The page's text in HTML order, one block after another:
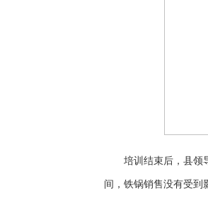
培训结束后，县领
间，铁锅销售没有受到